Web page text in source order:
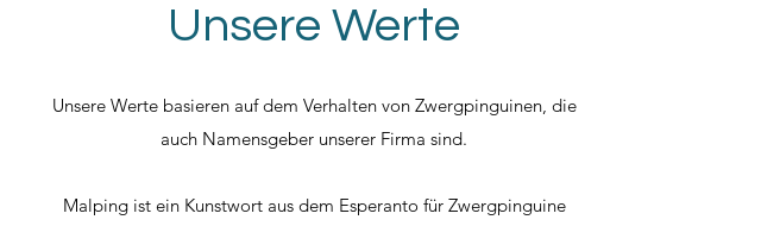
Unsere Werte
Unsere Werte basieren auf dem Verhalten von Zwergpinguinen, die
auch Namensgeber unserer Firma sind.
Malping ist ein Kunstwort aus dem Esperanto für Zwergpinguine